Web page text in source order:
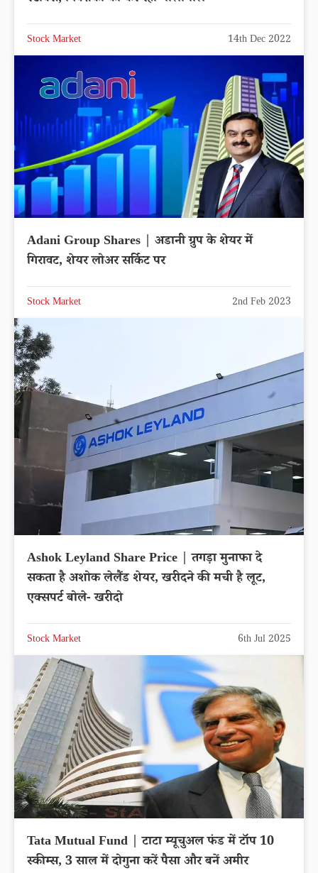
Stock Market 14th Dec 2022
Adani Group Shares | अडानी ग्रुप के शेयर में
गिरावट, शेयर लोअर सर्किट पर
Stock Market 2nd Feb 2023
Ashok Leyland Share Price | तगड़ा मुनाफा दे
सकता है अशोक लेलैंड शेयर, खरीदने की मची है लूट,
एक्सपर्ट बोले- खरीदो
Stock Market 6th Jul 2025
Tata Mutual Fund | टाटा म्यूचुअल फंड में टॉप 10
स्कीम्स, 3 साल में दोगुना करें पैसा और बनें अमीर